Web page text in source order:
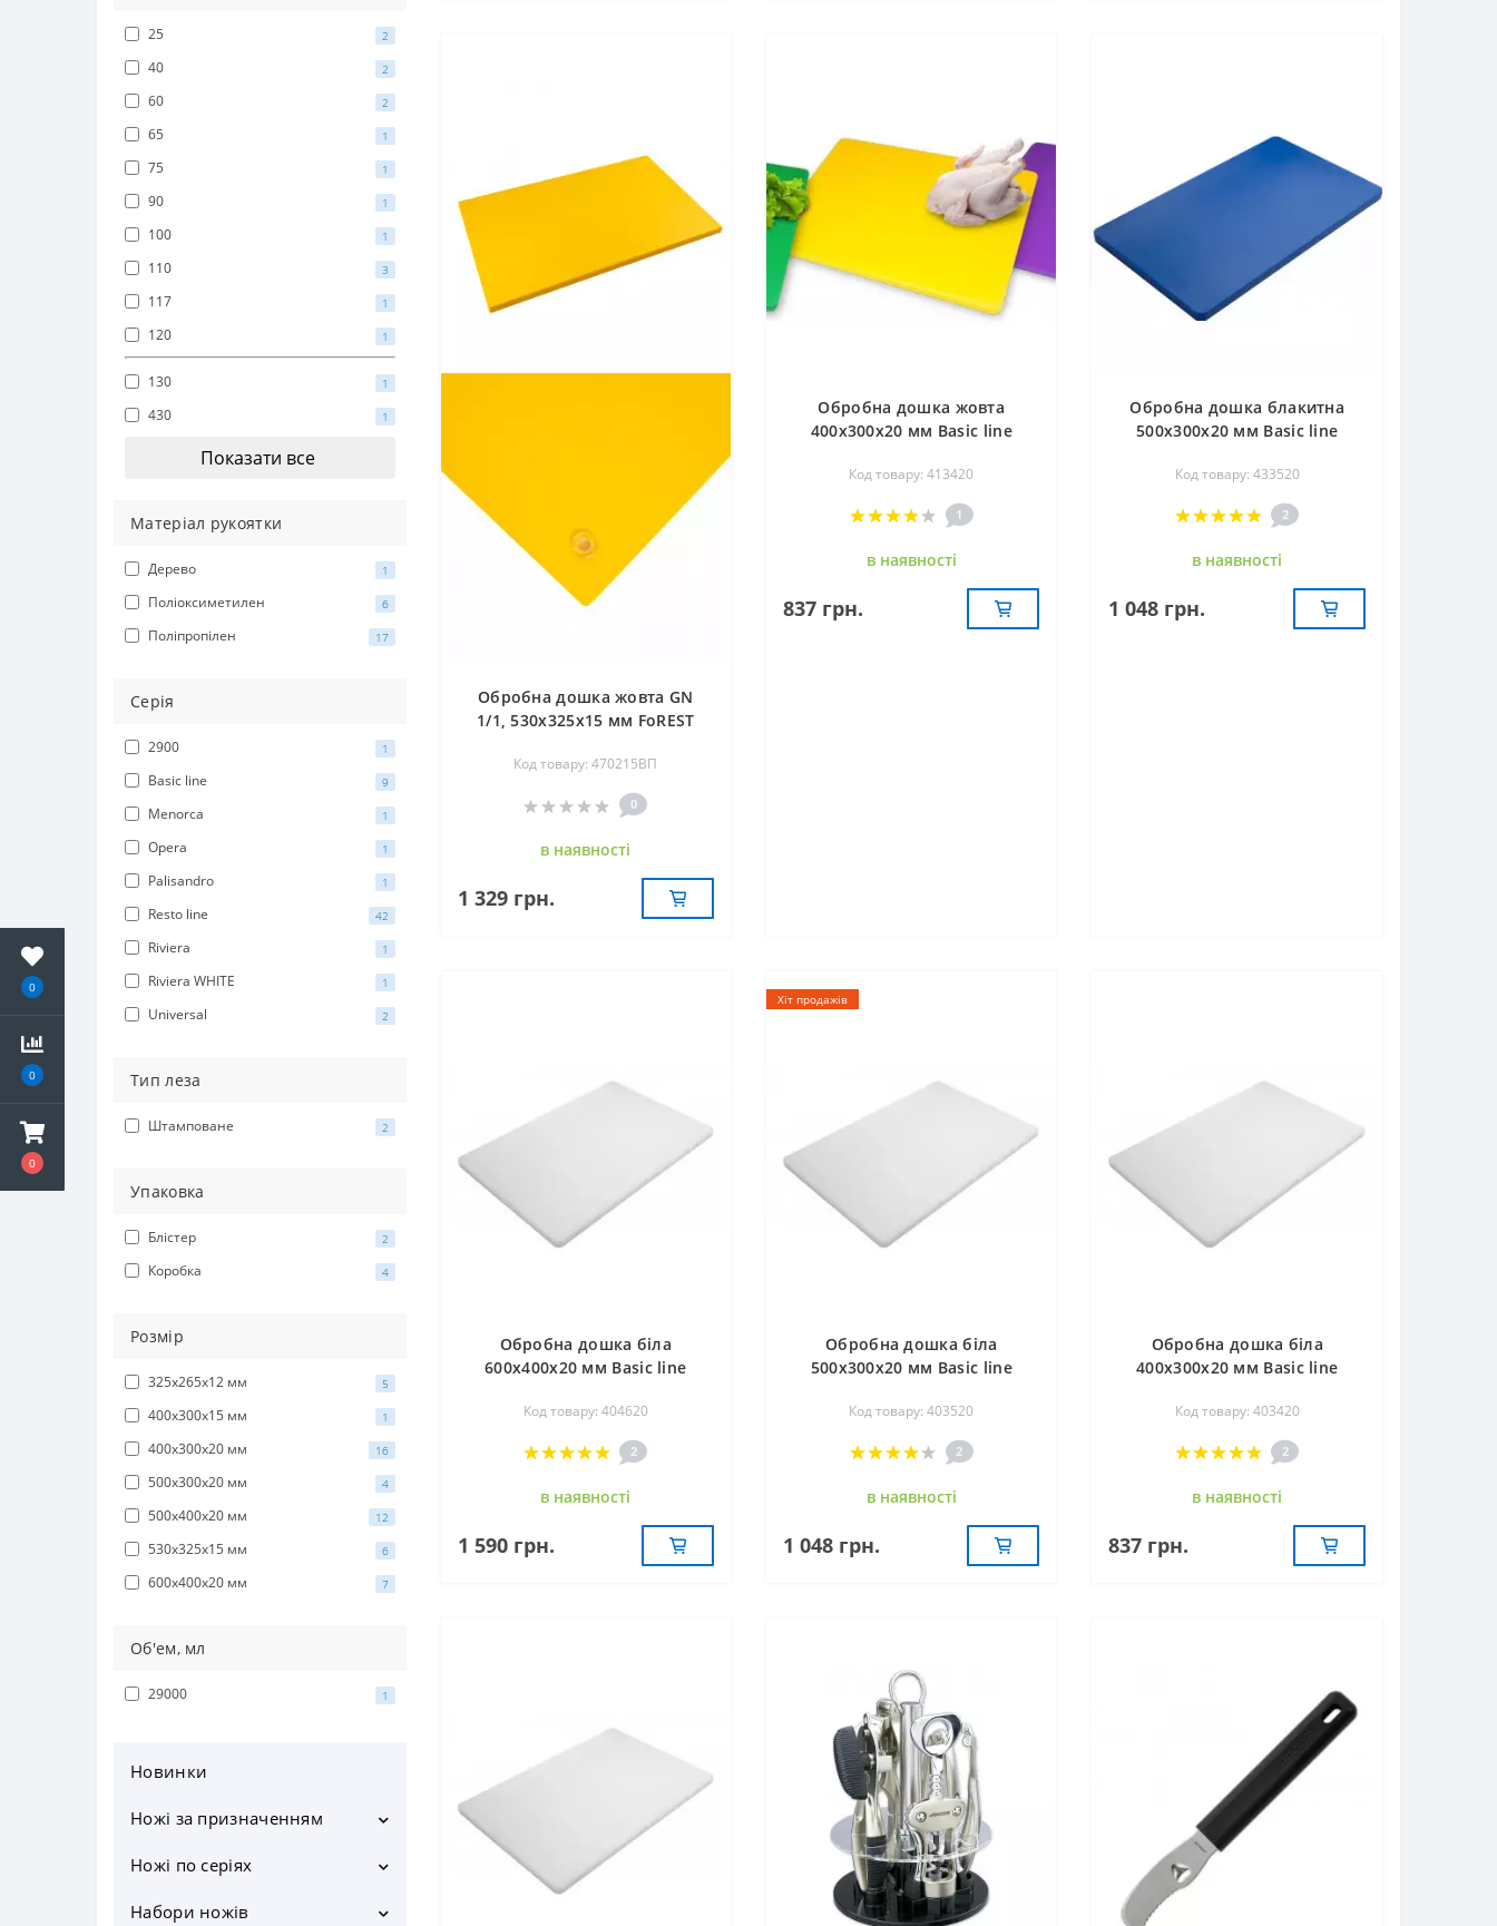
0
0
0
25 2
40 2
60 2
65 1
75 1
90 1
100 1
110 3
117 1
120 1
130 1
430 1
Показати все
Матеріал рукоятки
Дерево 1
Поліоксиметилен 6
Поліпропілен 17
Серія
2900 1
Basic line 9
Menorca 1
Opera 1
Palisandro 1
Resto line 42
Riviera 1
Riviera WHITE 1
Universal 2
Тип леза
Штамповане 2
Упаковка
Блістер 2
Коробка 4
Розмір
325х265х12 мм 5
400х300х15 мм 1
400х300х20 мм 16
500х300х20 мм 4
500х400х20 мм 12
530х325х15 мм 6
600х400х20 мм 7
Об'ем, мл
29000 1
Новинки
Ножі за призначенням
Ножі по серіях
Набори ножів
Обробна дошка жовта GN
1/1, 530х325х15 мм FoREST
Код товару: 470215ВП
0
в наявностi
1 329 грн.
Обробна дошка жовта
400х300х20 мм Basic line
Код товару: 413420
1
в наявностi
837 грн.
Обробна дошка блакитна
500х300х20 мм Basic line
Код товару: 433520
2
в наявностi
1 048 грн.
Обробна дошка біла
600х400х20 мм Basic line
Код товару: 404620
2
в наявностi
1 590 грн.
Хіт продажів
Обробна дошка біла
500х300х20 мм Basic line
Код товару: 403520
2
в наявностi
1 048 грн.
Обробна дошка біла
400х300х20 мм Basic line
Код товару: 403420
2
в наявностi
837 грн.